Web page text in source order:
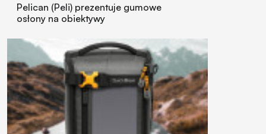
Pelican (Peli) prezentuje gumowe
osłony na obiektywy